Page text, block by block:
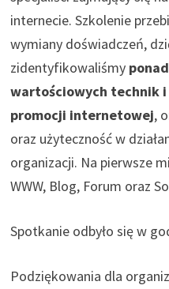
internecie. Szkolenie
wymiany doświadczeń,
zidentyfikowaliśmy
wartościowych technik
promocji internetowej,
oraz użyteczność w
organizacji. Na pierwsze
WWW, Blog, Forum oraz
Spotkanie odbyło się w
Podziękowania dla